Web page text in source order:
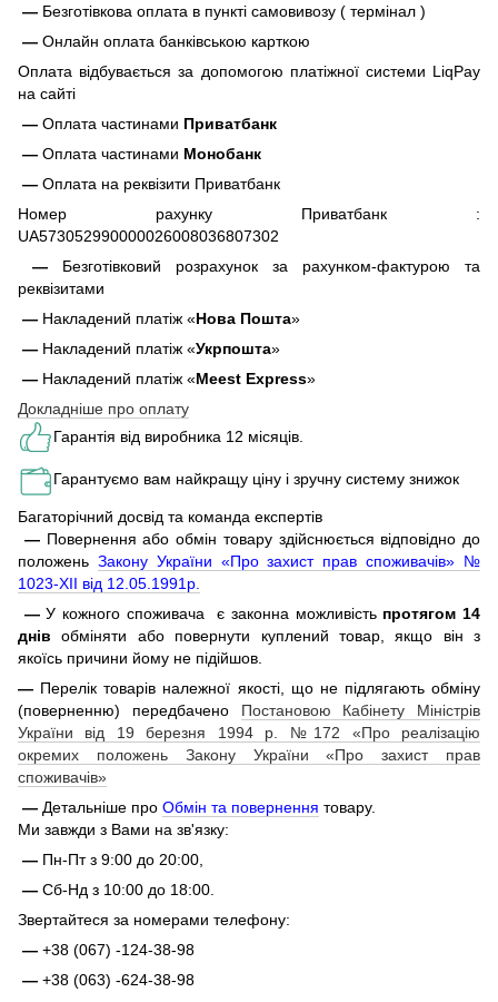
— Безготівкова оплата в пункті самовивозу ( термінал )
— Онлайн оплата банківською карткою
Оплата відбувається за допомогою платіжної системи LiqPay
на сайті
— Оплата частинами Приватбанк
— Оплата частинами Монобанк
— Оплата на реквізити Приватбанк
Номер рахунку Приватбанк :
UA573052990000026008036807302
— Безготівковий розрахунок за рахунком-фактурою та
реквізитами
— Накладений платіж «Нова Пошта»
— Накладений платіж «Укрпошта»
— Накладений платіж «Meest Express»
Докладніше про оплату
Гарантія від виробника 12 місяців.
Гарантуємо вам найкращу ціну і зручну систему знижок
Багаторічний досвід та команда експертів
— Повернення або обмін товару здійснюється відповідно до
положень Закону України «Про захист прав споживачів» №
1023-XII від 12.05.1991р.
—У кожного споживача є законна можливість протягом 14
днів обміняти або повернути куплений товар, якщо він з
якоїсь причини йому не підійшов.
— Перелік товарів належної якості, що не підлягають обміну
(поверненню) передбачено Постановою Кабінету Міністрів
України від 19 березня 1994 р. №172 «Про реалізацію
окремих положень Закону України «Про захист прав
споживачів»
— Детальніше про Обмін та повернення товару.
Ми завжди з Вами на зв'язку:
— Пн-Пт з 9:00 до 20:00,
— Сб-Нд з 10:00 до 18:00.
Звертайтеся за номерами телефону:
— +38 (067) -124-38-98
— +38 (063) -624-38-98